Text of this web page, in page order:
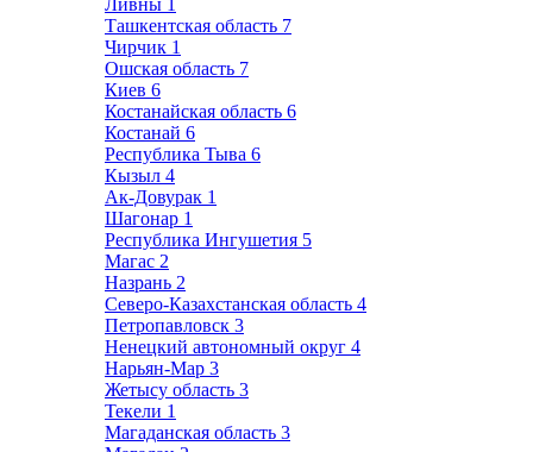
Ливны 1
Ташкентская область 7
Чирчик 1
Ошская область 7
Киев 6
Костанайская область 6
Костанай 6
Республика Тыва 6
Кызыл 4
Ак-Довурак 1
Шагонар 1
Республика Ингушетия 5
Магас 2
Назрань 2
Северо-Казахстанская область 4
Петропавловск 3
Ненецкий автономный округ 4
Нарьян-Мар 3
Жетысу область 3
Текели 1
Магаданская область 3